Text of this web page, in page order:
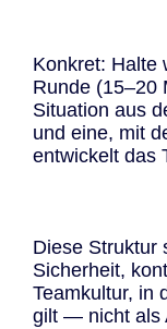
Konkret: Halte
Runde (15–20
Situation aus
und eine, mit
entwickelt das
Diese Struktur
Sicherheit,
Teamkultur, in
gilt — nicht als